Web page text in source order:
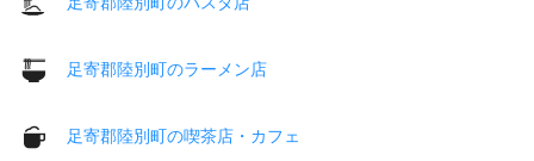
足寄郡陸別町のラーメン店
足寄郡陸別町の喫茶店・カフェ